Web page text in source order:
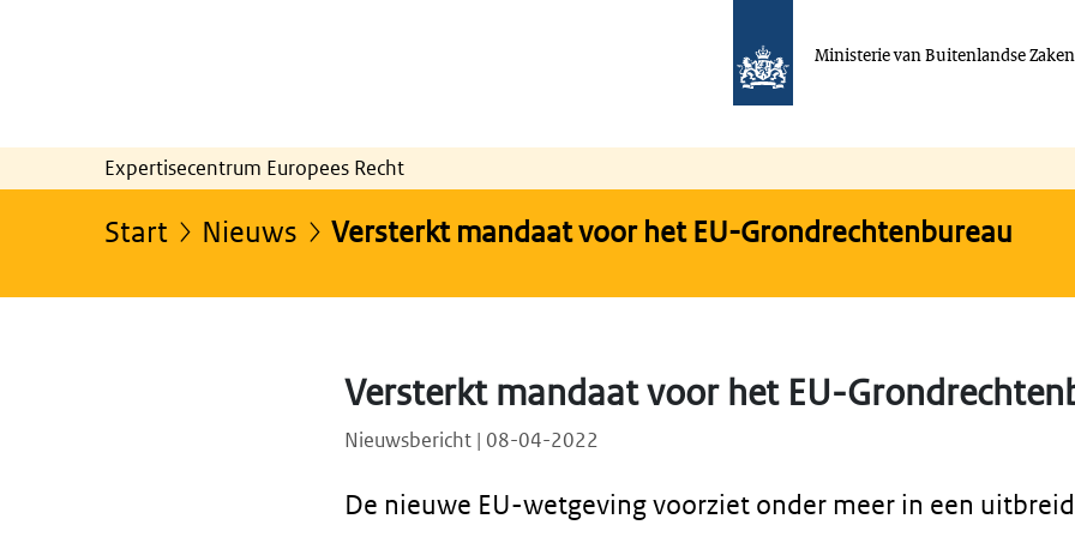
Ministerie van Buitenlandse Zaken
Expertisecentrum Europees Recht
Start Nieuws Versterkt mandaat voor het EU-Grondrechtenbureau
Versterkt mandaat voor het EU-
Nieuwsbericht | 08-04-2022
De nieuwe EU-wetgeving voorziet onder meer in een